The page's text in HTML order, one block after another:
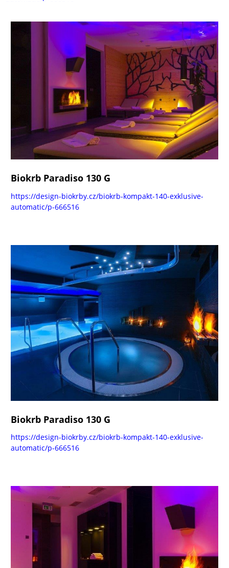
Biokrb Paradiso 130 G
https://design-biokrby.cz/biokrb-kompakt-140-exklusive-
automatic/p-666516
Biokrb Paradiso 130 G
https://design-biokrby.cz/biokrb-kompakt-140-exklusive-
automatic/p-666516